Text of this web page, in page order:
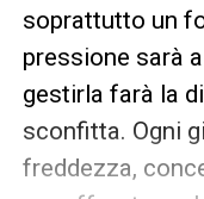
soprattutto un
pressione sarà
gestirla farà la
sconfitta. Ogni
freddezza,